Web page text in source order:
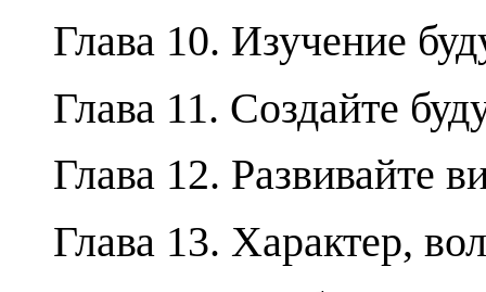
Глава 10. Изучение
Глава 11. Создайте
Глава 12. Развивайте
Глава 13. Характер,